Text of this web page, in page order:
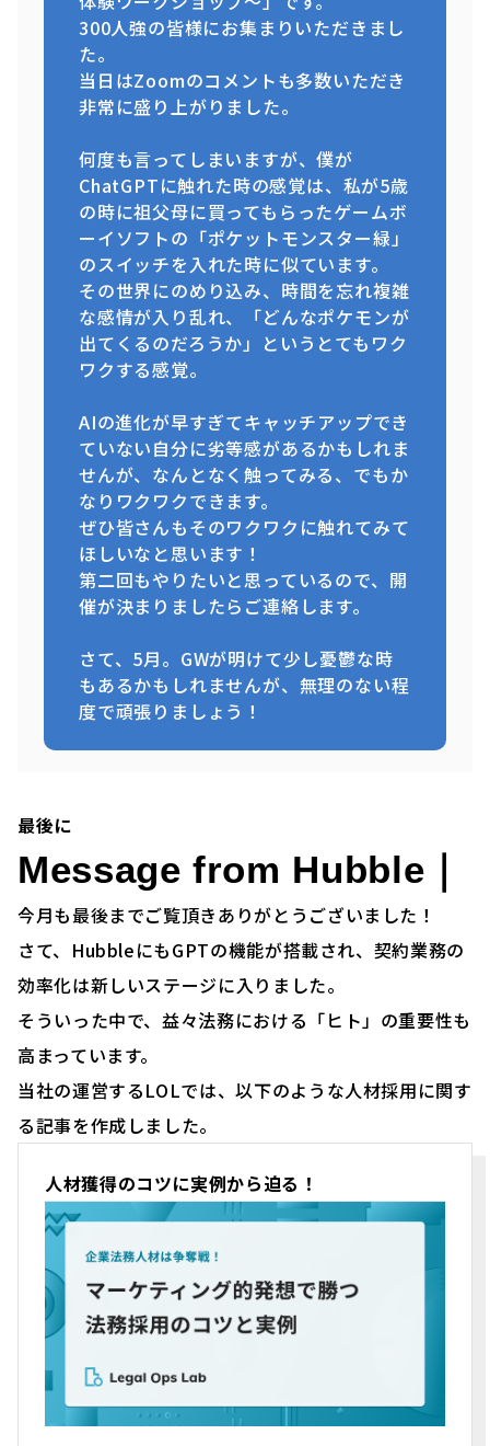
300人強の皆様にお集まりいただきまし
た。
当日はZoomのコメントも多数いただき
非常に盛り上がりました。
何度も言ってしまいますが、僕が
ChatGPTに触れた時の感覚は、私が5歳
の時に祖父母に買ってもらったゲームボ
ーイソフトの「ポケットモンスター緑」
のスイッチを入れた時に似ています。
その世界にのめり込み、時間を忘れ複雑
な感情が入り乱れ、「どんなポケモンが
出てくるのだろうか」というとてもワク
ワクする感覚。
AIの進化が早すぎてキャッチアップでき
ていない自分に劣等感があるかもしれま
せんが、なんとなく触ってみる、でもか
なりワクワクできます。
ぜひ皆さんもそのワクワクに触れてみて
ほしいなと思います！
第二回もやりたいと思っているので、開
催が決まりましたらご連絡します。
さて、5月。GWが明けて少し憂鬱な時
もあるかもしれませんが、無理のない程
度で頑張りましょう！
最後に
Message from Hubble｜
今月も最後までご覧頂きありがとうございました！
さて、HubbleにもGPTの機能が搭載され、契約業務の
効率化は新しいステージに入りました。
そういった中で、益々法務における「ヒト」の重要性も
高まっています。
当社の運営するLOLでは、以下のような人材採用に関す
る記事を作成しました。
人材獲得のコツに実例から迫る！